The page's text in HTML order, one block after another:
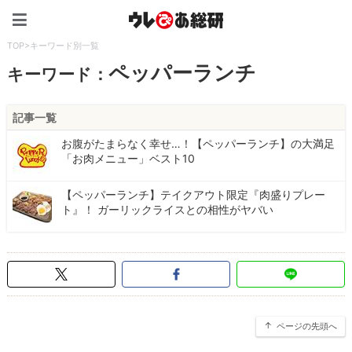
TOP>キーワード別一覧
キーワード：ペッパーランチ
記事一覧
お腹がたまらなく幸せ…！【ペッパーランチ】の大満足
「お肉メニュー」ベスト10
【ペッパーランチ】テイクアウト限定『肉盛りプレー
ト』！ ガーリックライスとの相性がヤバい
ページの先頭へ